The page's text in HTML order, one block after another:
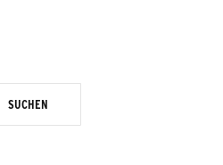
SUCHEN